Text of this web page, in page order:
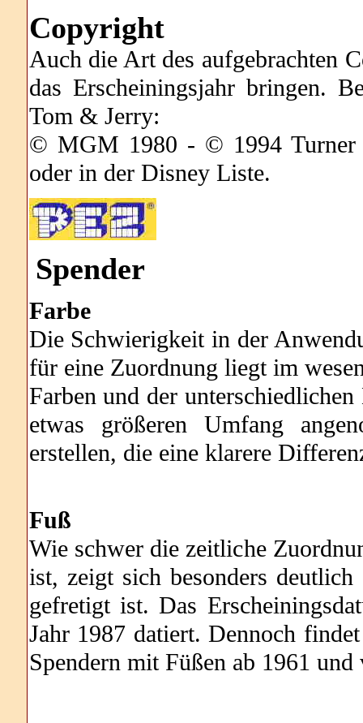
Copyright
Auch die Art des aufgebrachten
das Erscheiningsjahr bringen.
Tom & Jerry:
© MGM 1980 - © 1994 Turner
oder in der Disney Liste.
Spender
Farbe
Die Schwierigkeit in der
für eine Zuordnung liegt im
Farben und der
etwas größeren Umfang
erstellen, die eine klarere
Fuß
Wie schwer die zeitliche
ist, zeigt sich besonders
gefretigt ist. Das
Jahr 1987 datiert. Dennoch
Spendern mit Füßen ab 1961